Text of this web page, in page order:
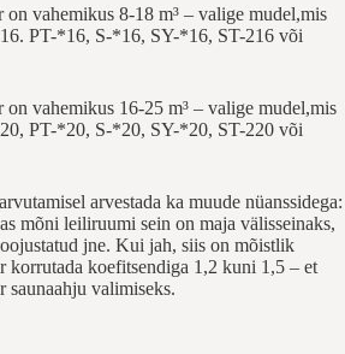
vahemikus 8-18 m³ – valige mudel,mis
PT-*16, S-*16, SY-*16, ST-216 või
vahemikus 16-25 m³ – valige mudel,mis
PT-*20, S-*20, SY-*20, ST-220 või
arvestada ka muude nüanssidega:
mõni leiliruumi sein on maja välisseinaks,
jne. Kui jah, siis on mõistlik
koefitsendiga 1,2 kuni 1,5 – et
saunaahju valimiseks.